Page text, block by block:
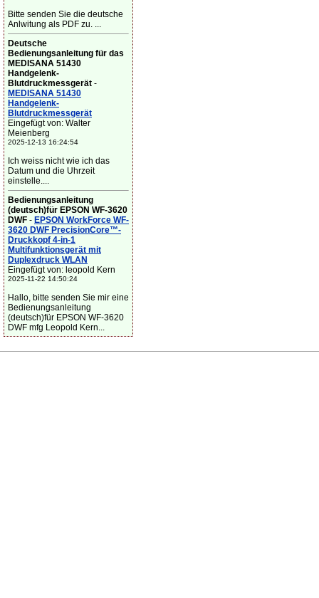
Bitte senden Sie die deutsche
Anlwitung als PDF zu. ...
Deutsche
Bedienungsanleitung für das
MEDISANA 51430
Handgelenk-
Blutdruckmessgerät -
MEDISANA 51430
Handgelenk-
Blutdruckmessgerät
Eingefügt von: Walter
Meienberg
2025-12-13 16:24:54
Ich weiss nicht wie ich das
Datum und die Uhrzeit
einstelle....
Bedienungsanleitung
(deutsch)für EPSON WF-3620
DWF - EPSON WorkForce WF-
3620 DWF PrecisionCore™-
Druckkopf 4-in-1
Multifunktionsgerät mit
Duplexdruck WLAN
Eingefügt von: leopold Kern
2025-11-22 14:50:24
Hallo, bitte senden Sie mir eine
Bedienungsanleitung
(deutsch)für EPSON WF-3620
DWF mfg Leopold Kern...